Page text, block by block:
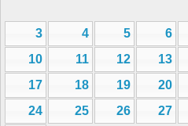
3
4 5 6
10
11 12 13
17
18 19 20
24
25 26 27